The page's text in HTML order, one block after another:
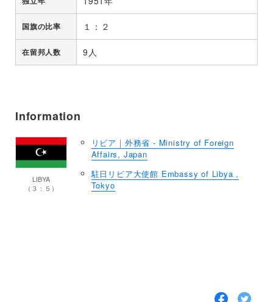
国旗の比率 １：２
在留邦人数 9人
Information
LIBYA
（３：５）
リビア｜外務省 - Ministry of Foreign
Affairs, Japan
駐日リビア大使館 Embassy of Libya ,
Tokyo